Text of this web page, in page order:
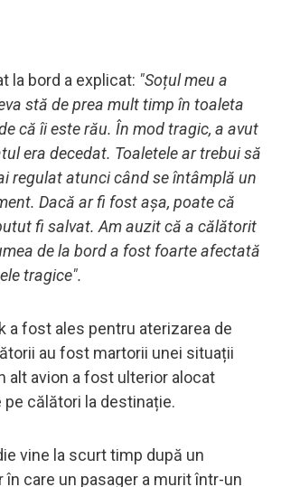
la bord a explicat: "Soțul meu a
stă de prea mult timp în toaleta
că îi este rău. În mod tragic, a avut
era decedat. Toaletele ar trebui să
regulat atunci când se întâmplă un
Dacă ar fi fost așa, poate că
fi salvat. Am auzit că a călătorit
de la bord a fost foarte afectată
tragice".
a fost ales pentru aterizarea de
au fost martorii unei situații
alt avion a fost ulterior alocat
pe călători la destinație.
vine la scurt timp după un
care un pasager a murit într-un